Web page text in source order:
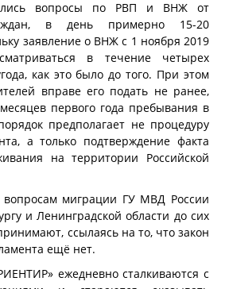
вопросы по РВП и ВНЖ от
в день примерно 15-20
заявление о ВНЖ с 1 ноября 2019
в течение четырех
как это было до того. При этом
вправе его подать не ранее,
первого года пребывания в
предполагает не процедуру
а только подтверждение факта
на территории Российской
миграции ГУ МВД России
и Ленинградской области до сих
ссылаясь на то, что закон
ещё нет.
ежедневно сталкиваются с